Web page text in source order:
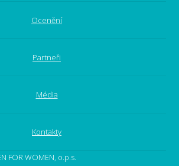
Ocenění
Partneři
Média
Kontakty
FOR WOMEN, o.p.s.